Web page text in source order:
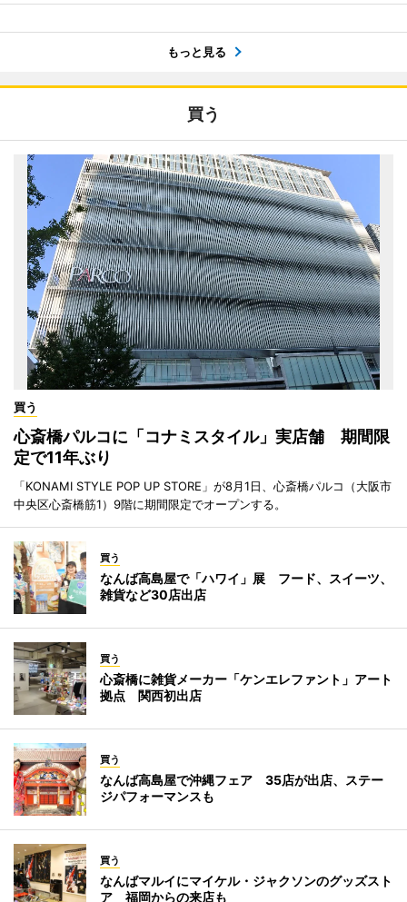
もっと見る
買う
買う
心斎橋パルコに「コナミスタイル」実店舗 期間限
定で11年ぶり
「KONAMI STYLE POP UP STORE」が8月1日、心斎橋パルコ（大阪市
中央区心斎橋筋1）9階に期間限定でオープンする。
買う
なんば高島屋で「ハワイ」展 フード、スイーツ、
雑貨など30店出店
買う
心斎橋に雑貨メーカー「ケンエレファント」アート
拠点 関西初出店
買う
なんば高島屋で沖縄フェア 35店が出店、ステー
ジパフォーマンスも
買う
なんばマルイにマイケル・ジャクソンのグッズスト
ア 福岡からの来店も